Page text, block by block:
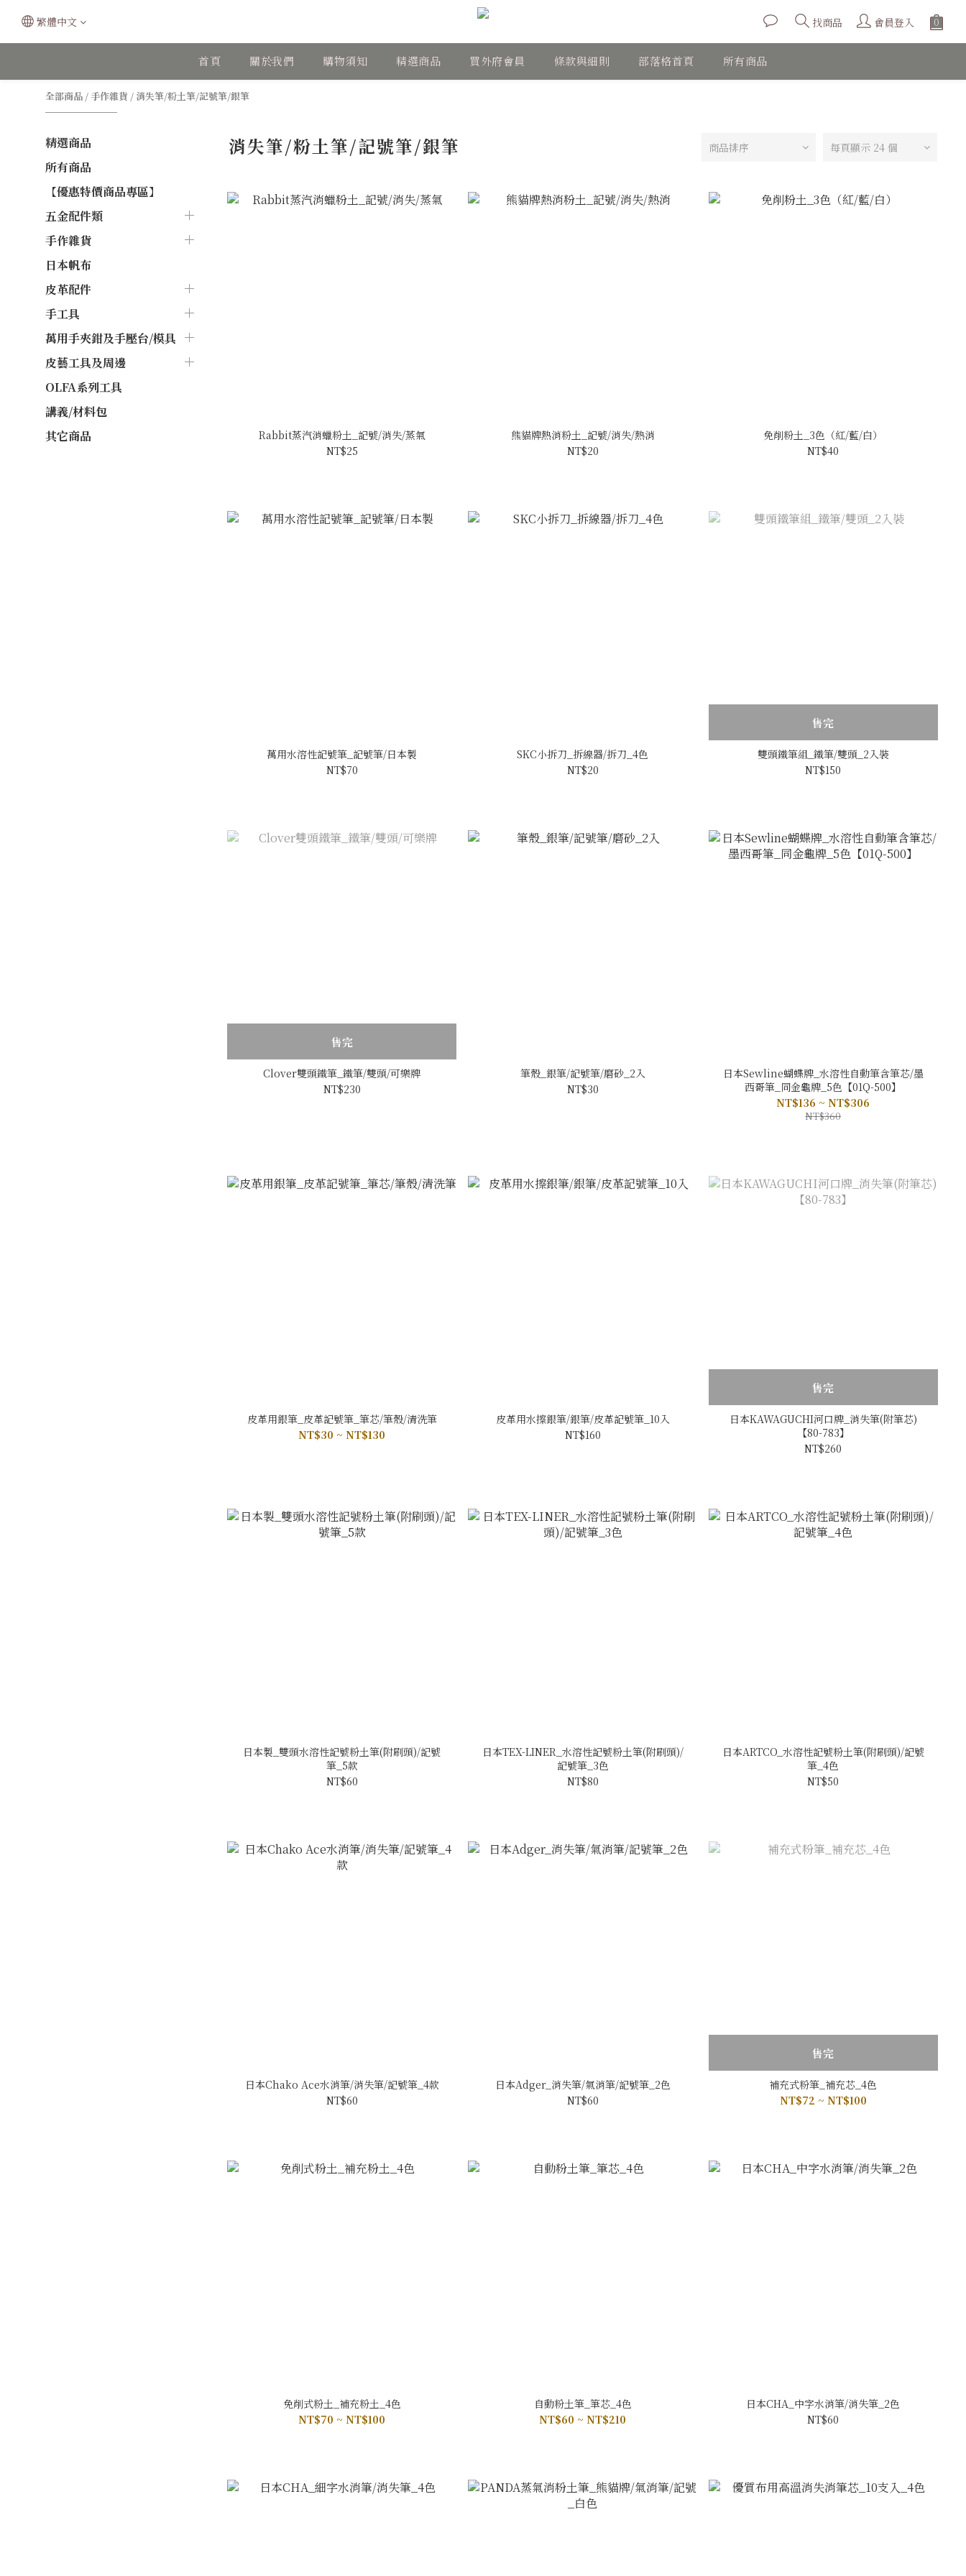
繁體中文 找商品 會員登入
首頁 關於我們 購物須知 精選商品 買外府會員 條款與細則 部落格首頁 所有商品
全部商品 /手作雜貨 / 消失筆/粉土筆/記號筆/銀筆
精選商品
所有商品
【優惠特價商品專區】
五金配件類
手作雜貨
日本帆布
皮革配件
手工具
萬用手夾鉗及手壓台/模具
皮藝工具及周邊
OLFA系列工具
講義/材料包
其它商品
消失筆/粉土筆/記號筆/銀筆 商品排序 每頁顯示 24 個
Rabbit蒸汽消蠟粉土_記號/消失/蒸氣
NT$25
熊貓牌熱消粉土_記號/消失/熱消
NT$20
免削粉土_3色（紅/藍/白）
NT$40
萬用水溶性記號筆_記號筆/日本製
NT$70
SKC小拆刀_拆線器/拆刀_4色
NT$20
售完
雙頭鐵筆組_鐵筆/雙頭_2入裝
NT$150
售完
Clover雙頭鐵筆_鐵筆/雙頭/可樂牌
NT$230
筆殼_銀筆/記號筆/磨砂_2入
NT$30
日本Sewline蝴蝶牌_水溶性自動筆含筆芯/墨
西哥筆_同金龜牌_5色【01Q-500】
NT$136 ~ NT$306
NT$360
皮革用銀筆_皮革記號筆_筆芯/筆殼/清洗筆
NT$30 ~ NT$130
皮革用水擦銀筆/銀筆/皮革記號筆_10入
NT$160
售完
日本KAWAGUCHI河口牌_消失筆(附筆芯)
【80-783】
NT$260
日本製_雙頭水溶性記號粉土筆(附刷頭)/記號
筆_5款
NT$60
日本TEX-LINER_水溶性記號粉土筆(附刷頭)/
記號筆_3色
NT$80
日本ARTCO_水溶性記號粉土筆(附刷頭)/記號
筆_4色
NT$50
日本Chako Ace水消筆/消失筆/記號筆_4款
NT$60
日本Adger_消失筆/氣消筆/記號筆_2色
NT$60
售完
補充式粉筆_補充芯_4色
NT$72 ~ NT$100
免削式粉土_補充粉土_4色
NT$70 ~ NT$100
自動粉土筆_筆芯_4色
NT$60 ~ NT$210
日本CHA_中字水消筆/消失筆_2色
NT$60